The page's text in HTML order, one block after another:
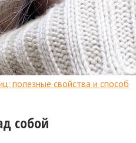
полезные свойства и способ
собой